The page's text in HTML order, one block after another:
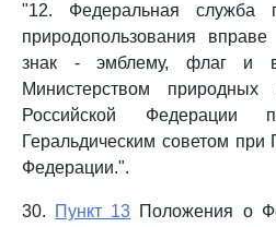
"12. Федеральная
природопользования вправе
знак - эмблему, флаг и
Министерством природных
Российской Федерации
Геральдическим советом при
Федерации.".
30. Пункт 13 Положения о